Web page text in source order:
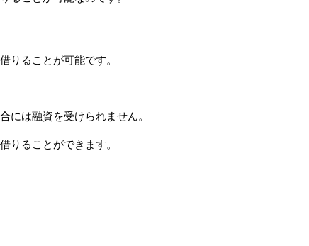
りることが可能です。
には融資を受けられません。
りることができます。